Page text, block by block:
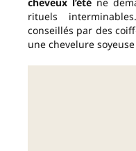
cheveux l’éténe
rituels
conseillés par des
une chevelure